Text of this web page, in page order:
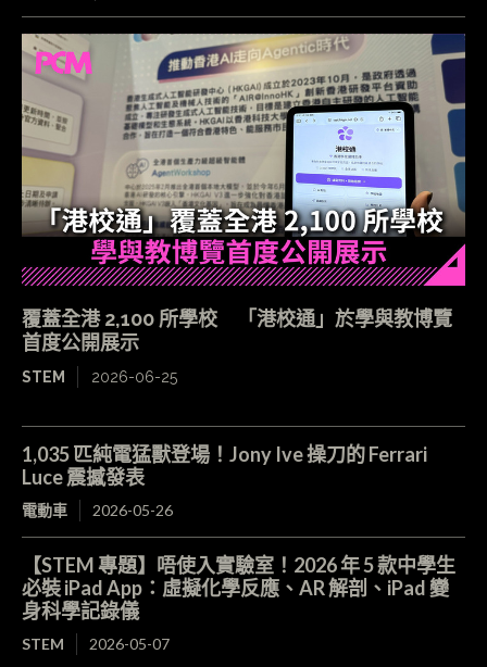
覆蓋全港 2,100 所學校 「港校通」於學與教博覽
首度公開展示
STEM 2026-06-25
1,035 匹純電猛獸登場！Jony Ive 操刀的 Ferrari
Luce 震撼發表
電動車 2026-05-26
【STEM 專題】唔使入實驗室！2026 年 5 款中學生
必裝 iPad App：虛擬化學反應、AR 解剖、iPad 變
身科學記錄儀
STEM 2026-05-07